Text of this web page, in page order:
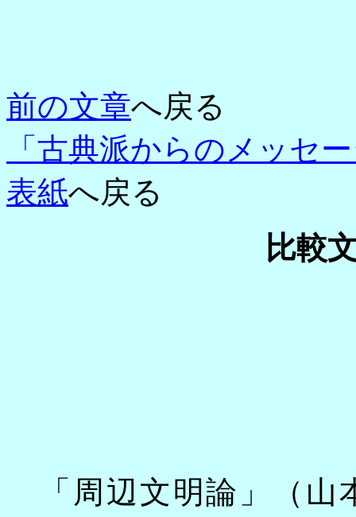
前の文章へ戻る
「古典派からのメッセ
表紙へ戻る
比較
「周辺文明論」（山